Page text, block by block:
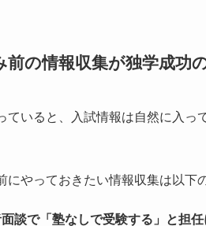
前の情報収集が独学成功
ていると、入試情報は自然に入っ
にやっておきたい情報収集は以下
談で「塾なしで受験する」と担